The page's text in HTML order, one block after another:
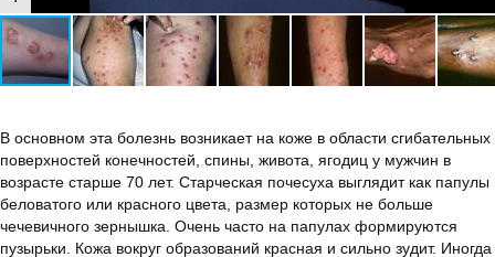
В основном эта болезнь возникает на коже в области сгибательных
поверхностей конечностей, спины, живота, ягодиц у мужчин в
возрасте старше 70 лет. Старческая почесуха выглядит как папулы
беловатого или красного цвета, размер которых не больше
чечевичного зернышка. Очень часто на папулах формируются
пузырьки. Кожа вокруг образований красная и сильно зудит. Иногда